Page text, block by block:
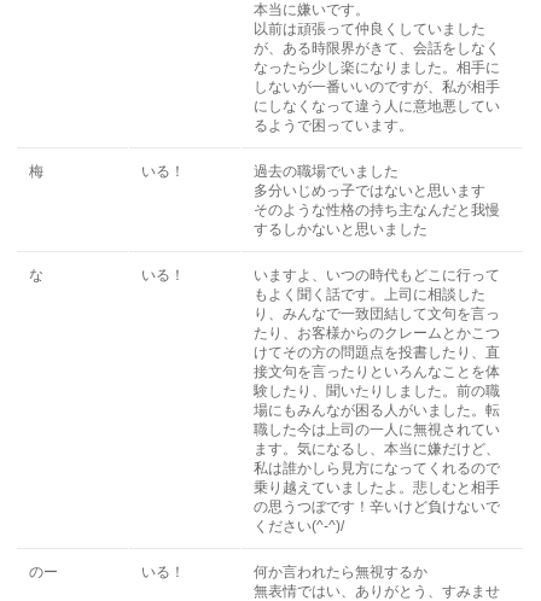
本当に嫌いです。
以前は頑張って仲良くしていました
が、ある時限界がきて、会話をしなく
なったら少し楽になりました。相手に
しないが一番いいのですが、私が相手
にしなくなって違う人に意地悪してい
るようで困っています。
梅 いる！
過去の職場でいました
多分いじめっ子ではないと思います
そのような性格の持ち主なんだと我慢
するしかないと思いました
な いる！
いますよ、いつの時代もどこに行って
もよく聞く話です。上司に相談した
り、みんなで一致団結して文句を言っ
たり、お客様からのクレームとかこつ
けてその方の問題点を投書したり、直
接文句を言ったりといろんなことを体
験したり、聞いたりしました。前の職
場にもみんなが困る人がいました。転
職した今は上司の一人に無視されてい
ます。気になるし、本当に嫌だけど、
私は誰かしら見方になってくれるので
乗り越えていましたよ。悲しむと相手
の思うつぼです！辛いけど負けないで
ください(^-^)/
のー いる！
何か言われたら無視するか
無表情ではい、ありがとう、すみませ